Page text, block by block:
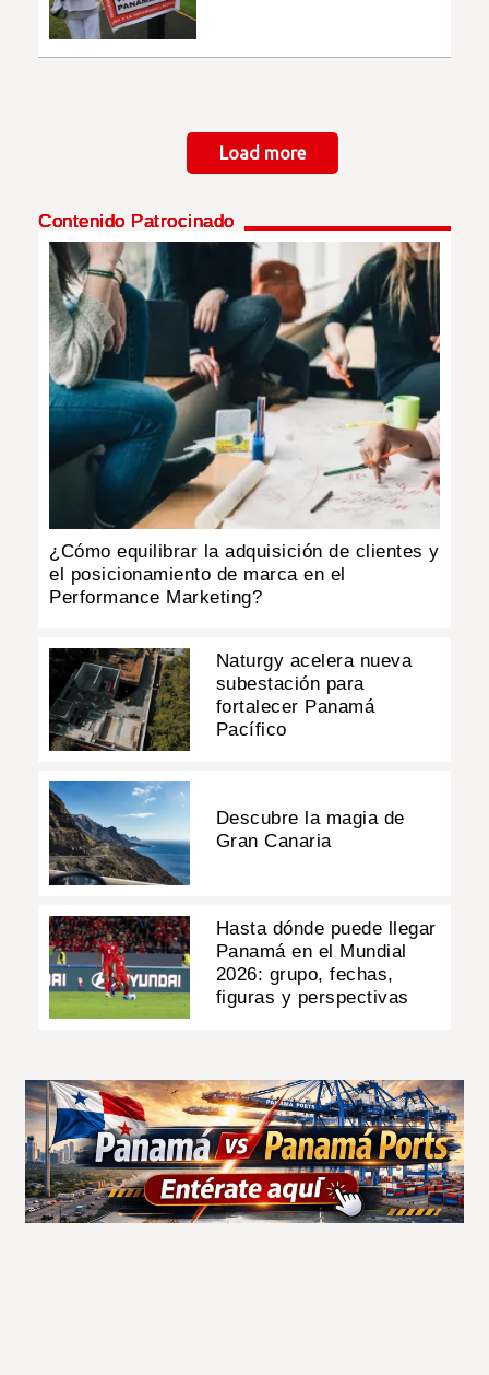
Load more
Contenido Patrocinado
¿Cómo equilibrar la adquisición de clientes y
el posicionamiento de marca en el
Performance Marketing?
Naturgy acelera nueva
subestación para
fortalecer Panamá
Pacífico
Descubre la magia de
Gran Canaria
Hasta dónde puede llegar
Panamá en el Mundial
2026: grupo, fechas,
figuras y perspectivas